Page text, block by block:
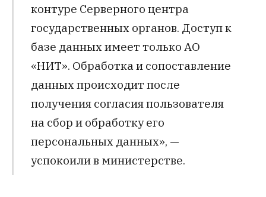
контуре Серверного центра
государственных органов. Доступ к
базе данных имеет только АО
«НИТ». Обработка и сопоставление
данных происходит после
получения согласия пользователя
на сбор и обработку его
персональных данных», —
успокоили в министерстве.